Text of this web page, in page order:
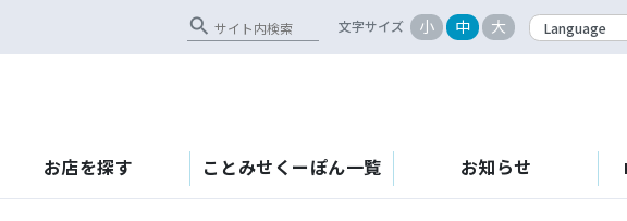
search 文字サイズ 小 中 大
お店を探す ことみせくーぽん一覧 お知らせ